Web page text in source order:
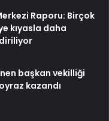
Raporu: Birçok
kıyasla daha
başkan vekilliği
kazandı